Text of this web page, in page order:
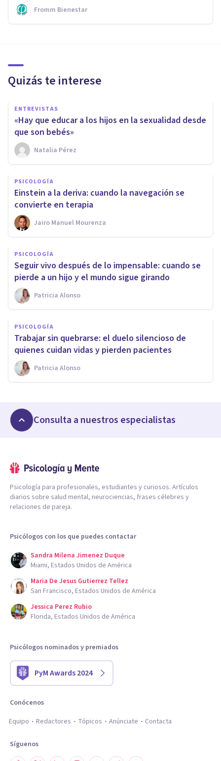
Fromm Bienestar
Quizás te interese
ENTREVISTAS
«Hay que educar a los hijos en la sexualidad desde
que son bebés»
Natalia Pérez
PSICOLOGÍA
Einstein a la deriva: cuando la navegación se
convierte en terapia
Jairo Manuel Mourenza
PSICOLOGÍA
Seguir vivo después de lo impensable: cuando se
pierde a un hijo y el mundo sigue girando
Patricia Alonso
PSICOLOGÍA
Trabajar sin quebrarse: el duelo silencioso de
quienes cuidan vidas y pierden pacientes
Patricia Alonso
Consulta a nuestros especialistas
Psicología para profesionales, estudiantes y curiosos. Artículos
diarios sobre salud mental, neurociencias, frases célebres y
relaciones de pareja.
Psicólogos con los que puedes contactar
Sandra Milena Jimenez Duque
Miami, Estados Unidos de América
Maria De Jesus Gutierrez Tellez
San Francisco, Estados Unidos de América
Jessica Perez Rubio
Florida, Estados Unidos de América
Psicólogos nominados y premiados
PyM Awards 2024
Conócenos
Equipo
Redactores Tópicos Anúnciate Contacta
Síguenos